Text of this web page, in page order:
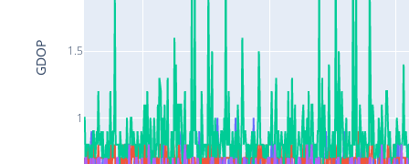
1
1.5
GDOP